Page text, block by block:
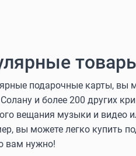
подарочные карты, вы
и более 200 других
вещания музыки и
вы можете легко купить
вам нужно!